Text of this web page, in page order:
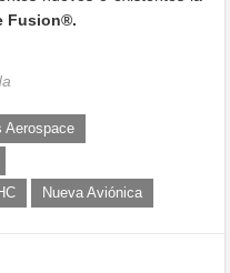
Fusion®.
Aerospace
Nueva Aviónica